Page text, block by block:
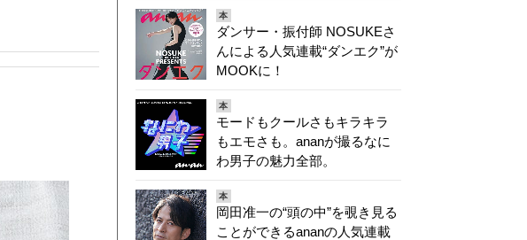
本
ダンサー・振付師 NOSUKEさ
んによる人気連載“ダンエク”が
MOOKに！
本
モードもクールさもキラキラ
もエモさも。ananが撮るなに
わ男子の魅力全部。
本
岡田准一の“頭の中”を覗き見る
ことができるananの人気連載